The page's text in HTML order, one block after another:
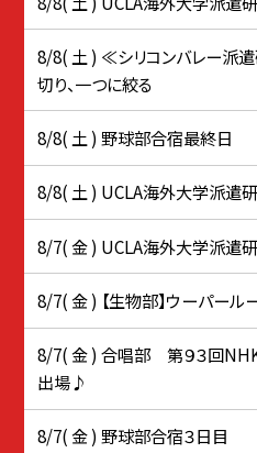
8/8( 土 ) ≪シリコンバレー派
切り、一つに絞る
8/8( 土 ) 野球部合宿最終日
8/8( 土 ) UCLA海外大学派遣
8/7( 金 ) UCLA海外大学派遣
8/7( 金 ) 【生物部】ウーパー
8/7( 金 ) 合唱部 第９３回
出場♪
8/7( 金 ) 野球部合宿３日目